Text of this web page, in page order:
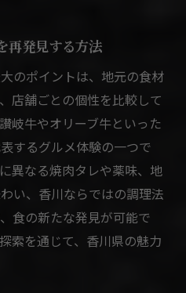
る隠れた人気ポイント
旅行の思い出になる理由
軽に味わうコツ
焼肉を満喫する方法
が人気の理由を探る
い焼肉店の選び方
肉を楽しむポイント
の一人焼肉ガイド
体験を深掘りする
再発見する方法
のポイントは、地元の食材
店舗ごとの個性を比較して
岐牛やオリーブ牛といった
するグルメ体験の一つで
異なる焼肉タレや薬味、地
い、香川ならではの調理法
食の新たな発見が可能で
索を通じて、香川県の魅力